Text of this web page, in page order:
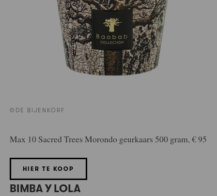
©DE BIJENKORF
Max 10 Sacred Trees Morondo geurkaars 500 gram, € 95
HIER TE KOOP
BIMBA Y LOLA